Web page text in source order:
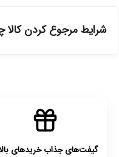
شرایط مرجوع کردن
گیفت‌های جذاب خریدهای